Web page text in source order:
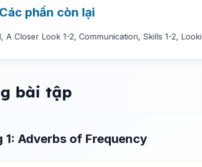
phần còn lại
A Closer Look 1-2, Communication, Skills 1-2,
bài tập
1: Adverbs of Frequency